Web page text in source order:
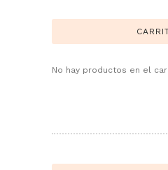
No hay productos en el